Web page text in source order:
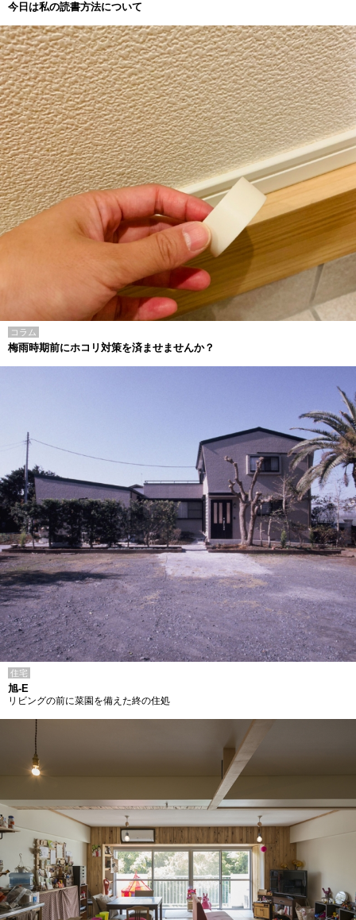
今日は私の読書方法について
コラム
梅雨時期前にホコリ対策を済ませませんか？
住宅
旭-E
リビングの前に菜園を備えた終の住処